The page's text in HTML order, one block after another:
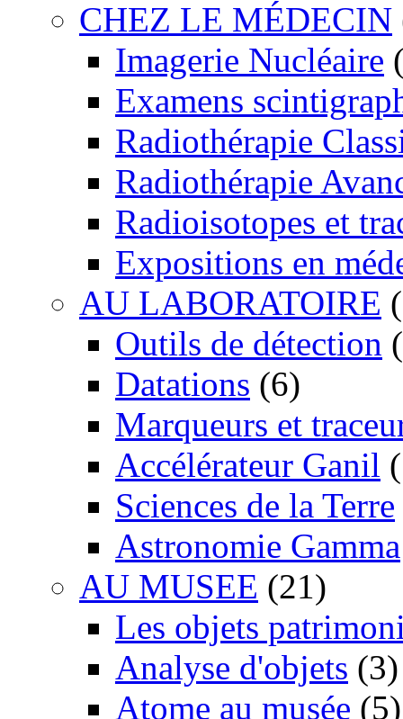
CHEZ LE MÉDECIN
Imagerie Nucléaire
Examens
Radiothérapie
Radiothérapie
Radioisotopes et
Expositions en
AU LABORATOIRE
Outils de détection
Datations (6)
Marqueurs et
Accélérateur Ganil
Sciences de la Terre
Astronomie Gamma
AU MUSEE (21)
Les objets
Analyse d'objets (3)
Atome au musée (5)